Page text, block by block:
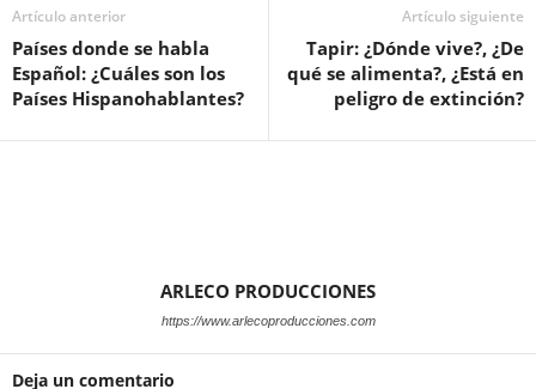
Artículo anterior
Países donde se habla
Español: ¿Cuáles son los
Países Hispanohablantes?
Artículo siguiente
Tapir: ¿Dónde vive?, ¿De
qué se alimenta?, ¿Está en
peligro de extinción?
ARLECO PRODUCCIONES
https://www.arlecoproducciones.com
Deja un comentario